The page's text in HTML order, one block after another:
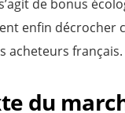
de bonus
enfin décrocher
acheteurs français.
du